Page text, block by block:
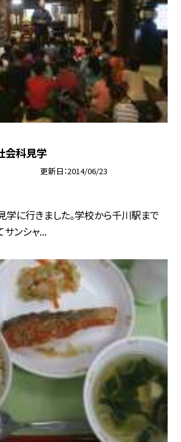
会科見学
更新日 2014/06/23
学に行きました。学校から千川駅まで
ンシャ...